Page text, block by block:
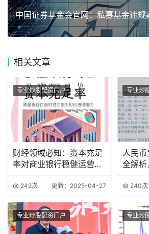
相关文章
专业炒股配资门户
财经领域必知：资本充足
率对商业银行稳健运营的
242次 更新：2025-04-27
专业炒
人民
全解析
240次
专业炒股配资门户 专业炒